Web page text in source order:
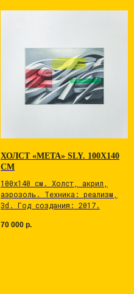
ХОЛСТ «META» SLY. 100Х140
СМ
100х140 см. Холст, акрил,
аэрозоль. Техника: реализм,
3d. Год создания: 2017.
70 000 р.